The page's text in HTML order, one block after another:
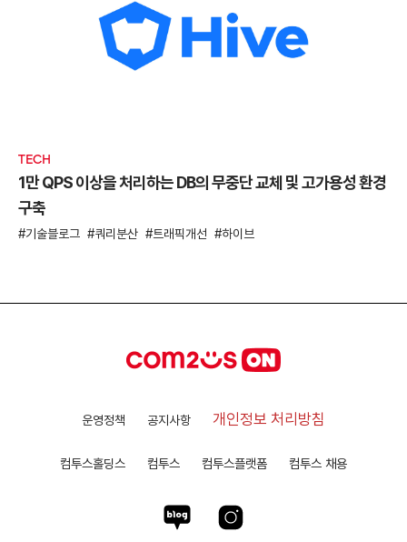
TECH
1만 QPS 이상을 처리하는 DB의 무중단 교체 및 고가용성 환경
구축
기술블로그 쿼리분산 트래픽개선 하이브
운영정책 공지사항 개인정보 처리방침
컴투스홀딩스 컴투스 컴투스플랫폼 컴투스 채용